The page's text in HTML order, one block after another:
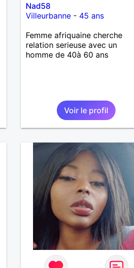
Nad58
Villeurbanne - 45 ans
Femme afriquaine cherche
relation serieuse avec un
homme de 40à 60 ans
Voir le profil